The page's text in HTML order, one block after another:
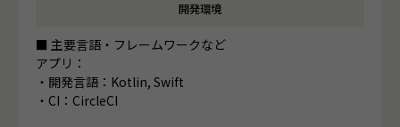
開発環境
■ 主要言語・フレームワークなど
アプリ：
・開発言語：Kotlin, Swift
・CI：CircleCI